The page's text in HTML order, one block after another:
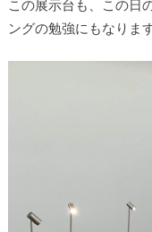
この展示台も、この日
ングの勉強にもなります